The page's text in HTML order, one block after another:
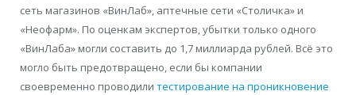
сеть магазинов «ВинЛаб», аптечные сети «Столичка» и
«Неофарм». По оценкам экспертов, убытки только одного
«ВинЛаба» могли составить до 1,7 миллиарда рублей. Всё это
могло быть предотвращено, если бы компании
своевременно проводили тестирование на проникновение